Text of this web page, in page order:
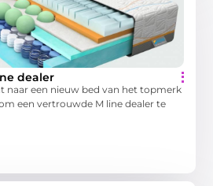
dealer
naar een nieuw bed van het topmerk
een vertrouwde M line dealer te